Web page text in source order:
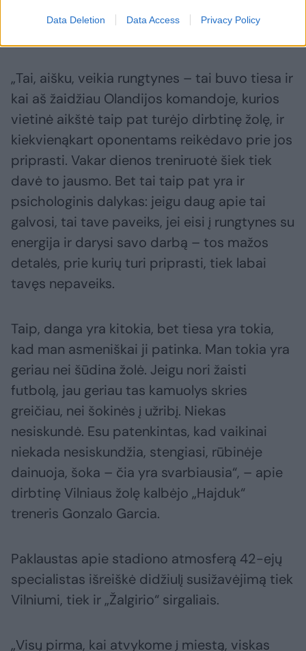
Data Deletion Data Access Privacy Policy
„Tai, aišku, veikia rungtynes – tai buvo tiesa ir
kai aš žaidžiau Olandijos komandoje, kurios
vietinė aikštė taip pat turėjo dirbtinę žolę, ir
kiekvienąkart oponentams reikėdavo prie jos
priprasti. Vakar dienos treniruotė šiek tiek
davė to jausmo. Bet tai taip pat yra ir
psichologinis dalykas: jeigu daug apie tai
galvosi, tai tave paveiks, jei eisi į rungtynes su
energija ir darysi savo darbą – tos mažos
detalės, prie kurių turi priprasti, tiek labai
tavęs nepaveiks.
Taip, danga yra kitokia, bet tiesa yra tokia,
kad man asmeniškai ji patinka. Man tokia yra
geriau nei šūdina žolė. Jeigu nori žaisti
futbolą, jau geriau tas kamuolys skries
greičiau, nei šokinės į užribį. Niekas
nesiskundė. Esu patenkintas, kad vaikinai
niekada nesiskundžia, stengiasi, rūbinėje
dainuoja, šoka – čia yra svarbiausia“, – apie
dirbtinę Vilniaus žolę kalbėjo „Hajduk“
treneris Gonzalo Garcia.
Paklaustas apie stadiono atmosferą 42-ejų
specialistas išreiškė didžiulį susižavėjimą tiek
Vilniumi, tiek ir „Žalgirio“ sirgaliais.
„Visų pirma, kai atvykome į miestą, viskas